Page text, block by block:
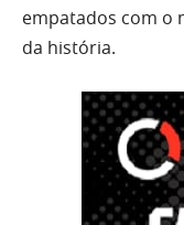
empatados com o
da história.